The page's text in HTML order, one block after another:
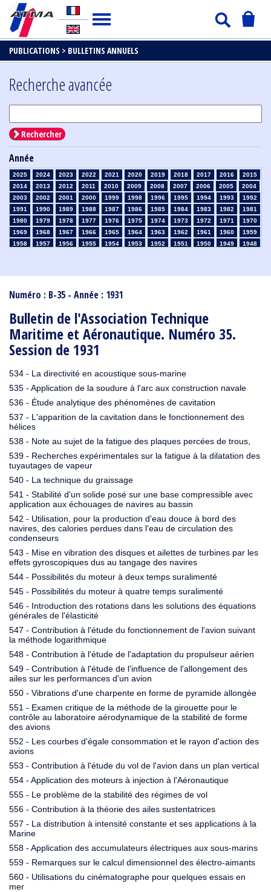
PUBLICATIONS > BULLETINS ANNUELS
Numéro : B-35 - Année : 1931
Bulletin de l'Association Technique
Maritime et Aéronautique. Numéro 35.
Session de 1931
534 - La directivité en acoustique sous-marine
535 - Application de la soudure à l'arc aux construction navale
536 - Étude analytique des phénomènes de cavitation
537 - L'apparition de la cavitation dans le fonctionnement des
hélices
538 - Note au sujet de la fatigue des plaques percées de trous,
539 - Recherches expérimentales sur la fatigue à la dilatation des
tuyautages de vapeur
540 - La technique du graissage
541 - Stabilité d'un solide posé sur une base compressible avec
application aux échouages de navires au bassin
542 - Utilisation, pour la production d'eau douce à bord des
navires, des calories perdues dans l'eau de circulation des
condenseurs
543 - Mise en vibration des disques et ailettes de turbines par les
effets gyroscopiques dus au tangage des navires
544 - Possibilités du moteur à deux temps suralimenté
545 - Possibilités du moteur à quatre temps suralimenté
546 - Introduction des rotations dans les solutions des équations
générales de l'élasticité
547 - Contribution à l'étude du fonctionnement de l'avion suivant
la méthode logarithmique
548 - Contribution à l'étude de l'adaptation du propulseur aérien
549 - Contribution à l'étude de l'influence de l'allongement des
ailes sur les performances d'un avion
550 - Vibrations d'une charpente en forme de pyramide allongée
551 - Examen critique de la méthode de la girouette pour le
contrôle au laboratoire aérodynamique de la stabilité de forme
des avions
552 - Les courbes d'égale consommation et le rayon d'action des
avions
553 - Contribution à l'étude du vol de l'avion dans un plan vertical
554 - Application des moteurs à injection à l'Aéronautique
555 - Le problème de la stabilité des régimes de vol
556 - Contribution à la théorie des ailes sustentatrices
557 - La distribution à intensité constante et ses applications à la
Marine
558 - Application des accumulateurs électriques aux sous-marins
559 - Remarques sur le calcul dimensionnel des électro-aimants
560 - Utilisations du cinématographe pour quelques essais en
mer
Recherche avancée
Rechercher
Année
2025 2024 2023 2022 2021 2020 2019 2018 2017 2016
2015
2014
2013 2012 2011 2010 2009 2008 2007 2006 2005
2004
2003
2002 2001 2000 1999 1998 1996 1995 1994 1993
1992
1991
1990 1989 1988 1987 1986 1985 1984 1983 1982
1981
1980
1979 1978 1977 1976 1975 1974 1973 1972 1971
1970
1969
1968 1967 1966 1965 1964 1963 1962 1961 1960
1959
1958
1957 1956 1955 1954 1953 1952 1951 1950 1949
1948
1910
1909 1908 1906 1905 1904 1903 1902 1901 1900
1895